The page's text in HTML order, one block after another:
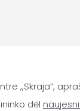
,,Skraja”,
dėl